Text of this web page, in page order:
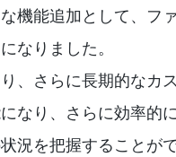
機能追加として、フ
なりました。
、さらに長期的なカ
なり、さらに効率的
況を把握することがで